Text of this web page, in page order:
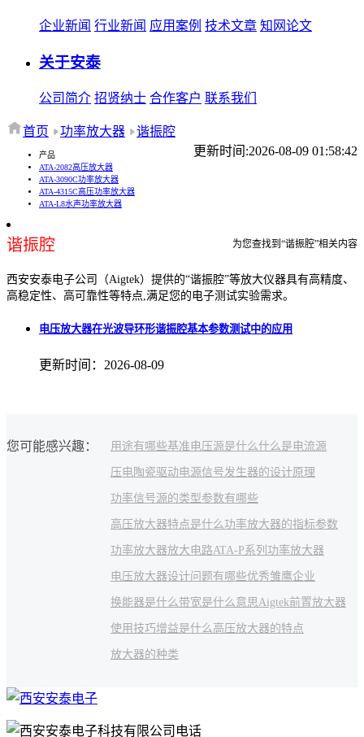
企业新闻 行业新闻 应用案例 技术文章 知网论文
关于安泰
公司简介 招贤纳士 合作客户 联系我们
首页 功率放大器
谐振腔
更新时间:2026-08-09 01:58:42
产品
ATA-2082高压放大器
ATA-3090C功率放大器
ATA-4315C高压功率放大器
ATA-L8水声功率放大器
谐振腔 为您查找到“谐振腔”相关内容
西安安泰电子公司（Aigtek）提供的“谐振腔”等放大仪器具有高精度、
高稳定性、高可靠性等特点,满足您的电子测试实验需求。
电压放大器在光波导环形谐振腔基本参数测试中的应用
更新时间：2026-08-09
您可能感兴趣： 用途有哪些基准电压源是什么什么是电流源
压电陶瓷驱动电源信号发生器的设计原理
功率信号源的类型参数有哪些
高压放大器特点是什么功率放大器的指标参数
功率放大器放大电路ATA-P系列功率放大器
电压放大器设计问题有哪些优秀雏鹰企业
换能器是什么带宽是什么意思Aigtek前置放大器
使用技巧增益是什么高压放大器的特点
放大器的种类